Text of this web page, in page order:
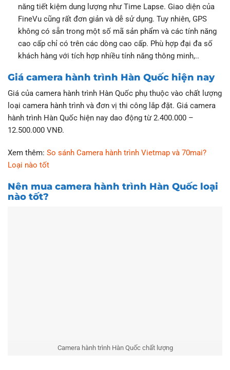
năng tiết kiệm dung lượng như Time Lapse. Giao diện của
FineVu cũng rất đơn giản và dễ sử dụng. Tuy nhiên, GPS
không có sẵn trong một số mã sản phẩm và các tính năng
cao cấp chỉ có trên các dòng cao cấp. Phù hợp đại đa số
khách hàng với tích hợp nhiều tính năng thông minh,..
Giá camera hành trình Hàn Quốc hiện nay
Giá của camera hành trình Hàn Quốc phụ thuộc vào chất lượng
loại camera hành trình và đơn vị thi công lắp đặt. Giá camera
hành trình Hàn Quốc hiện nay dao động từ 2.400.000 –
12.500.000 VNĐ.
Xem thêm: So sánh Camera hành trình Vietmap và 70mai?
Loại nào tốt
Nên mua camera hành trình Hàn Quốc loại
nào tốt?
Camera hành trình Hàn Quốc chất lượng